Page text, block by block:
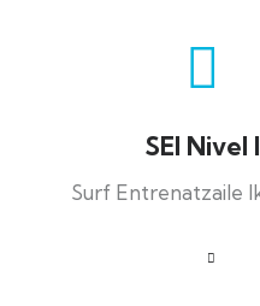
SEI Nivel I
Surf Entrenatzaile